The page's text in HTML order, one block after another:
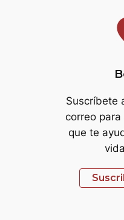
Suscríbete
correo
que te